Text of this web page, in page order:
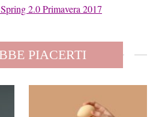
2.0 Primavera 2017
PIACERTI